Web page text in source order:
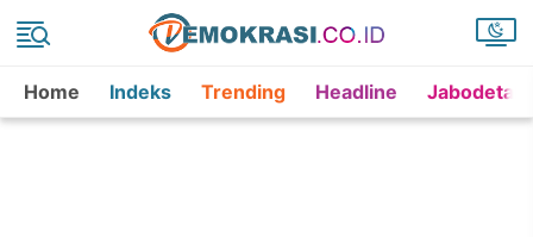
Home Indeks Trending Headline